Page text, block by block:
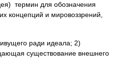
термин для обозначения
концепций и мировоззрений,
ради идеала; 2)
существование внешнего